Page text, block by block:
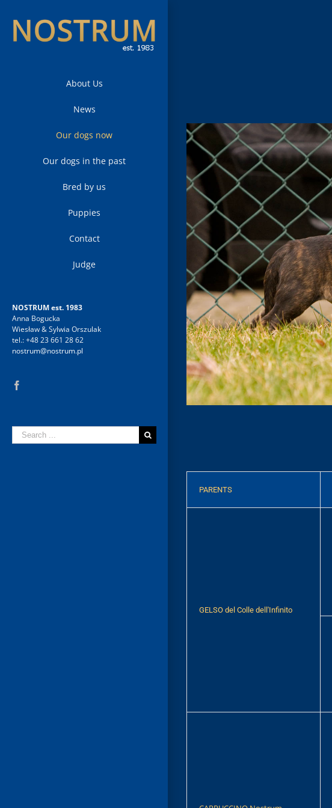
content
About Us
News
Our dogs now
Our dogs in the past
Bred by us
Puppies
Contact
Judge
NOSTRUM est. 1983
Anna Bogucka
Wiesław & Sylwia Orszulak
tel.: +48 23 661 28 62
nostrum@nostrum.pl
Search
for:
View
Larger
Image
PARENTS
GELSO del Colle dell'Infinito